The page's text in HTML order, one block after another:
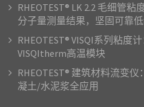
RHEOTEST® LK 2.2 毛细管粘
分子量测量结果，坚固可靠
RHEOTEST® VISQI系列粘度
VISQItherm高温模块
RHEOTEST® 建筑材料流变
凝土/水泥浆全应用